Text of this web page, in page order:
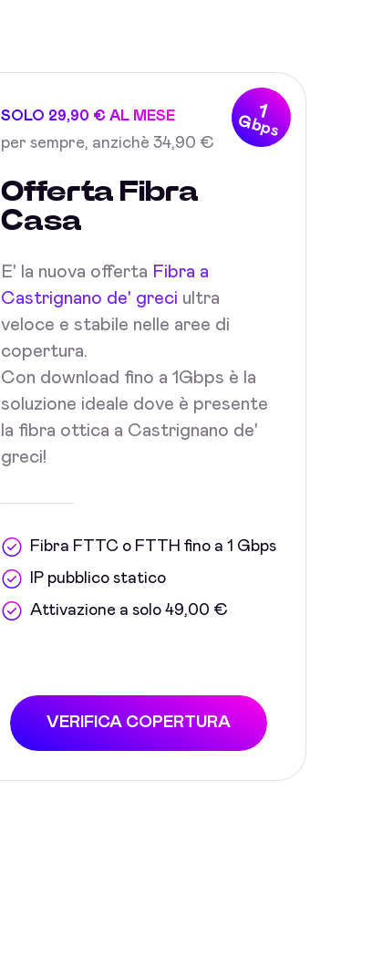
1
Gbps
SOLO 29,90 € AL MESE
per sempre, anzichè 34,90 €
Offerta Fibra
Casa
E' la nuova offerta Fibra a
Castrignano de' greci ultra
veloce e stabile nelle aree di
copertura.
Con download fino a 1Gbps è la
soluzione ideale dove è presente
la fibra ottica a Castrignano de'
greci!
Fibra FTTC o FTTH fino a 1 Gbps
IP pubblico statico
Attivazione a solo 49,00 €
VERIFICA COPERTURA